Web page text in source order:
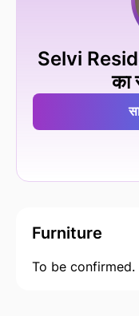
Selvi
का
Furniture
To be confirmed.